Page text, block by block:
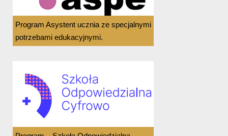
Program Asystent ucznia ze specjalnymi
potrzebami edukacyjnymi.